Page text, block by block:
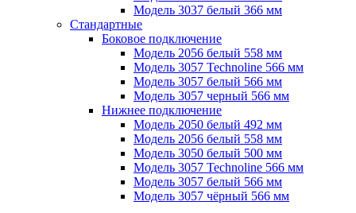
Модель 3037 белый 366 мм
Стандартные
Боковое подключение
Модель 2056 белый 558 мм
Модель 3057 Technoline 566 мм
Модель 3057 белый 566 мм
Модель 3057 черный 566 мм
Нижнее подключение
Модель 2050 белый 492 мм
Модель 2056 белый 558 мм
Модель 3050 белый 500 мм
Модель 3057 Technoline 566 мм
Модель 3057 белый 566 мм
Модель 3057 чёрный 566 мм